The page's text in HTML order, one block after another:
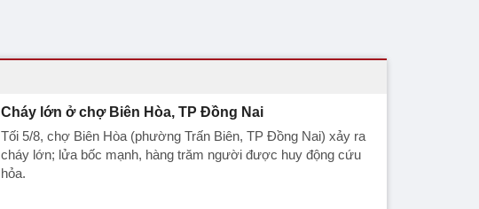
Cháy lớn ở chợ Biên Hòa, TP Đồng Nai
Tối 5/8, chợ Biên Hòa (phường Trấn Biên, TP Đồng Nai) xảy ra
cháy lớn; lửa bốc mạnh, hàng trăm người được huy động cứu
hỏa.